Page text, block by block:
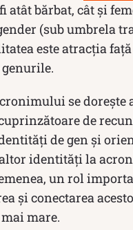
atât bărbat, cât și
(sub umbrela
este atracția
se dorește
de
de gen și
identități la
un rol
și conectarea
mare.